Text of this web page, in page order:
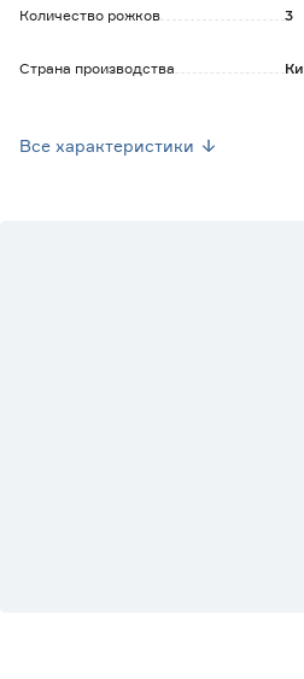
Количество рожков 3
Страна производства
Все характеристики